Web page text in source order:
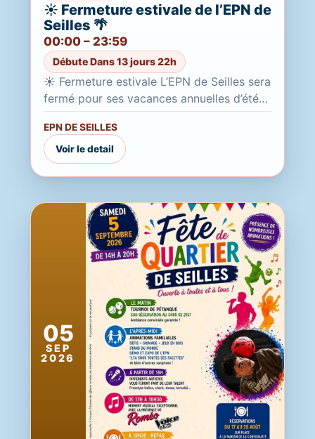
☀️ Fermeture estivale de l’EPN de
Seilles 🌴
00:00 – 23:59
Débute Dans 13 jours 22h
☀️ Fermeture estivale L’EPN de Seilles sera
fermé pour ses vacances annuelles d’été
Du 20 juillet au 21 août 2026 inclus Durant
cette période,...
EPN DE SEILLES
Voir le detail
05
SEP
2026